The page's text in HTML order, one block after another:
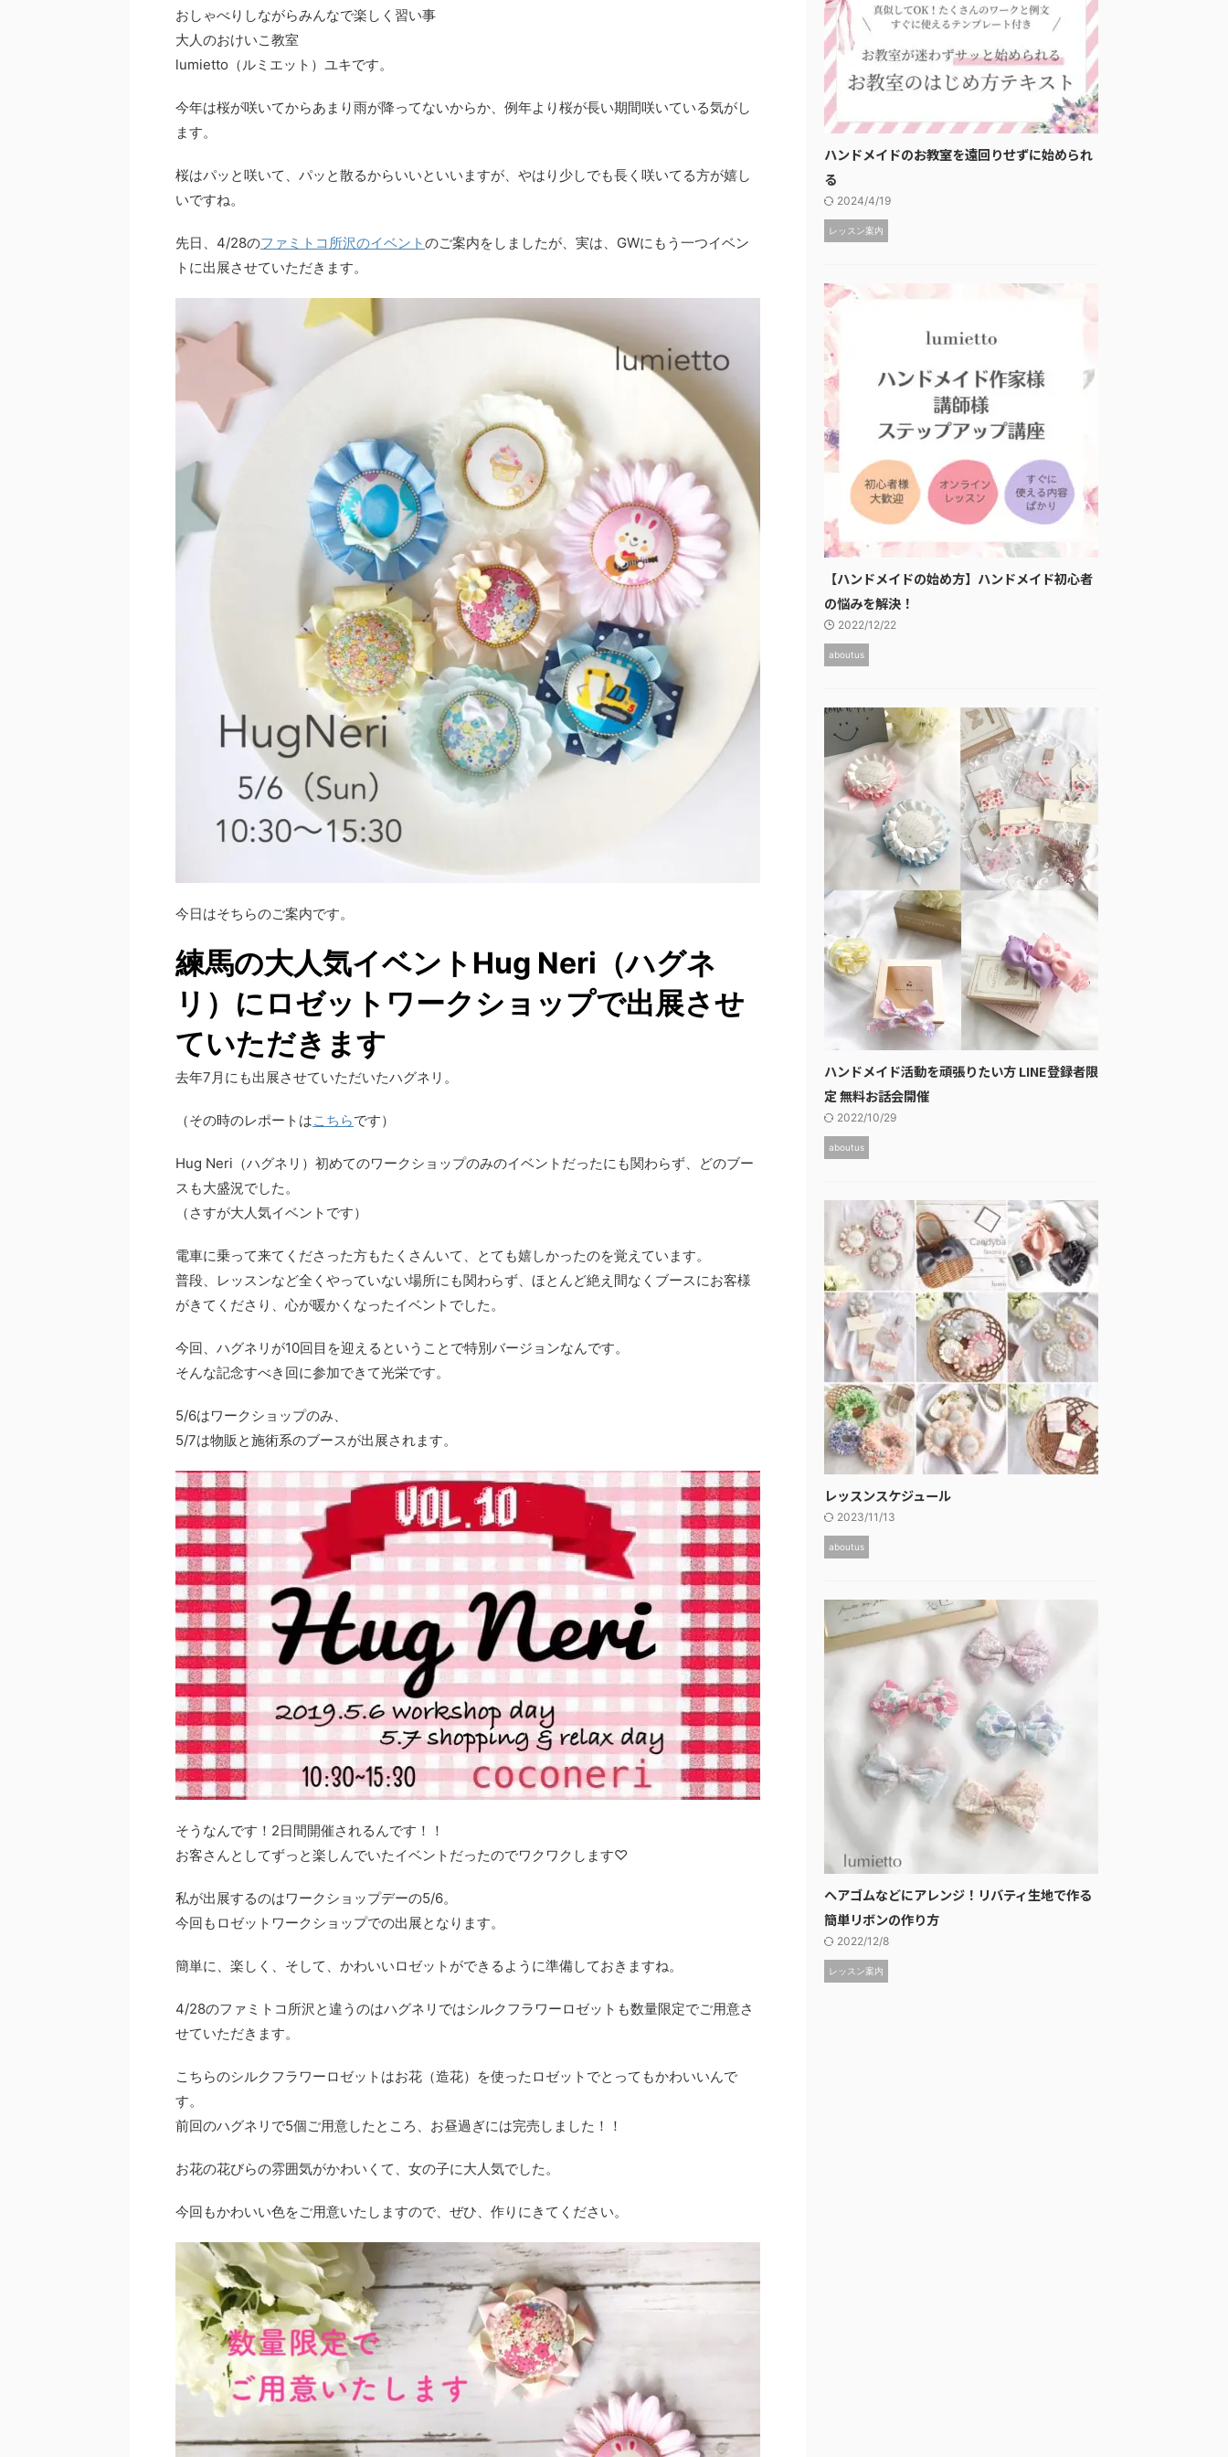
おしゃべりしながらみんなで楽しく習い事
大人のおけいこ教室
lumietto（ルミエット）ユキです。
今年は桜が咲いてからあまり雨が降ってないからか、例年より桜が長い期間咲いている気がし
ます。
桜はパッと咲いて、パッと散るからいいといいますが、やはり少しでも長く咲いてる方が嬉し
いですね。
先日、4/28のファミトコ所沢のイベントのご案内をしましたが、実は、GWにもう一つイベン
トに出展させていただきます。
今日はそちらのご案内です。
練馬の大人気イベントHug Neri （ハグネ
リ） にロゼットワークショップで出展させ
ていただきます
去年7月にも出展させていただいたハグネリ。
（その時のレポートはこちらです）
Hug Neri（ハグネリ）初めてのワークショップのみのイベントだったにも関わらず、どのブー
スも大盛況でした。
（さすが大人気イベントです）
電車に乗って来てくださった方もたくさんいて、とても嬉しかったのを覚えています。
普段、レッスンなど全くやっていない場所にも関わらず、ほとんど絶え間なくブースにお客様
がきてくださり、心が暖かくなったイベントでした。
今回、ハグネリが10回目を迎えるということで特別バージョンなんです。
そんな記念すべき回に参加できて光栄です。
5/6はワークショップのみ、
5/7は物販と施術系のブースが出展されます。
そうなんです！2日間開催されるんです！！
お客さんとしてずっと楽しんでいたイベントだったのでワクワクします♡
私が出展するのはワークショップデーの5/6。
今回もロゼットワークショップでの出展となります。
簡単に、楽しく、そして、かわいいロゼットができるように準備しておきますね。
4/28のファミトコ所沢と違うのはハグネリではシルクフラワーロゼットも数量限定でご用意さ
せていただきます。
こちらのシルクフラワーロゼットはお花（造花）を使ったロゼットでとってもかわいいんで
す。
前回のハグネリで5個ご用意したところ、お昼過ぎには完売しました！！
お花の花びらの雰囲気がかわいくて、女の子に大人気でした。
今回もかわいい色をご用意いたしますので、ぜひ、作りにきてください。
ハンドメイドのお教室を遠回りせずに始められ
る
2024/4/19
レッスン案内
【ハンドメイドの始め方】ハンドメイド初心者
の悩みを解決！
2022/12/22
aboutus
ハンドメイド活動を頑張りたい方 LINE登録者限
定 無料お話会開催
2022/10/29
aboutus
レッスンスケジュール
2023/11/13
aboutus
ヘアゴムなどにアレンジ！リバティ生地で作る
簡単リボンの作り方
2022/12/8
レッスン案内